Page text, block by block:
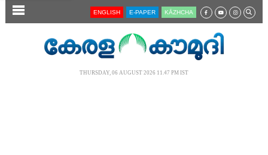
SECTIONS ENGLISH E-PAPER KĀZHCHA
THURSDAY, 06 AUGUST 2026 11.47 PM IST